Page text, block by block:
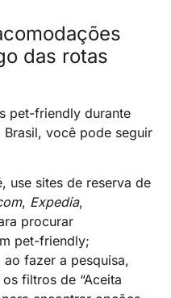
das rotas
pet-friendly durante
Brasil, você pode seguir
use sites de reserva de
, Expedia,
procurar
pet-friendly;
ao fazer a pesquisa,
filtros de “Aceita